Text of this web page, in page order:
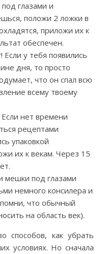
глазами и
положи 2 ложки в
приложи их к
обеспечен.
Если у тебя появились
дня, то просто
что он спал всю
всему твоему
Если нет времени
рецептами
упаковкой
их к векам. Через 15
мешки под глазами
немного консилера и
что обычный
на область век).
способов, как убрать
условиях. Но сначала